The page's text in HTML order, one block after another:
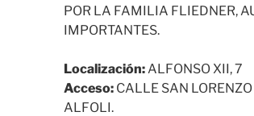
POR LA FAMILIA FLIEDNER,
IMPORTANTES.
Localización: ALFONSO XII, 7
Acceso: CALLE SAN
ALFOLI.